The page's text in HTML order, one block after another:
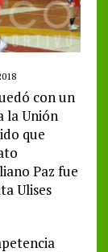
con un
la Unión
que
Paz fue
Ulises